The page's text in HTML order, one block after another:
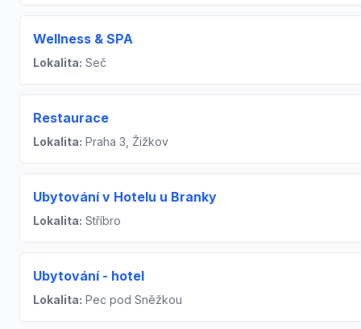
Wellness & SPA
Lokalita: Seč
Restaurace
Lokalita: Praha 3, Žižkov
Ubytování v Hotelu u Branky
Lokalita: Stříbro
Ubytování - hotel
Lokalita: Pec pod Sněžkou